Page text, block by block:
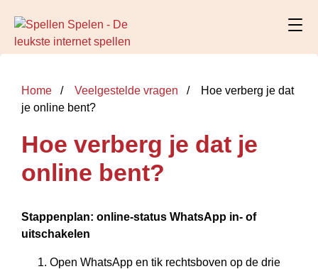
Home Veelgestelde vragen
Hoe verberg je dat
je online bent?
Hoe verberg je dat je
online bent?
Stappenplan: online-status WhatsApp in- of
uitschakelen
Open WhatsApp en tik rechtsboven op de drie